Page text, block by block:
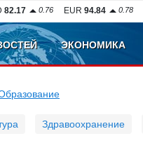
82.17 0.76 EUR 94.84 0.78
ЭКОНОМИКА
Здравоохранение